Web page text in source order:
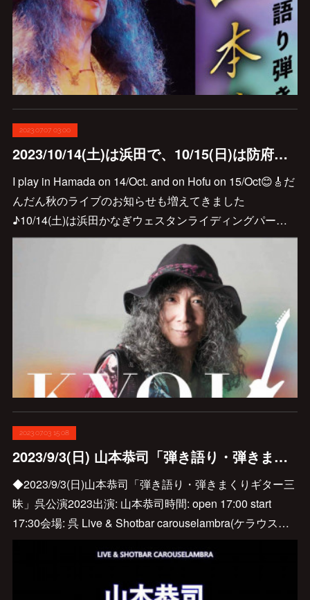
2023.07.07 03:00
2023/10/14(土)は浜田で、10/15(日)は防府で弾き語り弾きまくりギター三昧やりますよ〜🎸
I play in Hamada on 14/Oct. and on Hofu on 15/Oct😊🎸だ
んだん秋のライブのお知らせも増えてきました
♪10/14(土)は浜田かなぎウェスタンライディングパー…
2023.07.03 15:08
2023/9/3(日) 山本恭司「弾き語り・弾きまくりギター三昧」呉公演2023決定です♪
◆2023/9/3(日)山本恭司「弾き語り・弾きまくりギター三
昧」呉公演2023出演: 山本恭司時間: open 17:00 start
17:30会場: 呉 Live & Shotbar carouselambra(ケラウス…